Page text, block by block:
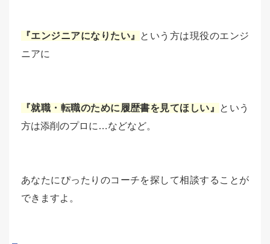
『エンジニアになりたい』 という方は現役のエンジ
ニアに
『就職・転職のために履歴書を見てほしい』
という
方は添削のプロに…などなど。
あなたにぴったりのコーチを探して相談することが
できますよ。